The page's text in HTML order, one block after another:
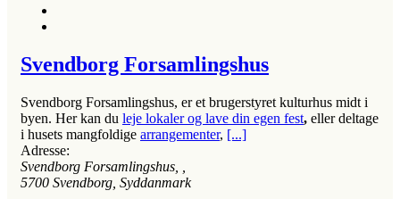
Svendborg Forsamlingshus
Svendborg Forsamlingshus, er et brugerstyret kulturhus midt i
byen. Her kan du leje lokaler og lave din egen fest, eller deltage
i husets mangfoldige arrangementer, [...]
Adresse:
Svendborg Forsamlingshus
5700 Svendborg, Syddanmark